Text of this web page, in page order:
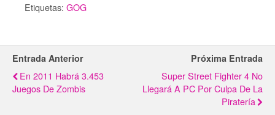
Etiquetas: GOG
Entrada Anterior
En 2011 Habrá 3.453
Juegos De Zombis
Próxima Entrada
Super Street Fighter 4 No
Llegará A PC Por Culpa De La
Piratería